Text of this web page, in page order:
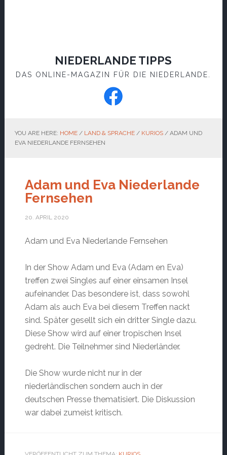
NIEDERLANDE TIPPS
DAS ONLINE-MAGAZIN FÜR DIE NIEDERLANDE.
YOU ARE HERE: HOME / LAND & SPRACHE / KURIOS /ADAM UND
EVA NIEDERLANDE FERNSEHEN
Adam und Eva Niederlande
Fernsehen
20. APRIL 2020
Adam und Eva Niederlande Fernsehen
In der Show Adam und Eva (Adam en Eva)
treffen zwei Singles auf einer einsamen Insel
aufeinander. Das besondere ist, dass sowohl
Adam als auch Eva bei diesem Treffen nackt
sind. Später gesellt sich ein dritter Single dazu.
Diese Show wird auf einer tropischen Insel
gedreht. Die Teilnehmer sind Niederländer.
Die Show wurde nicht nur in der
niederländischen sondern auch in der
deutschen Presse thematisiert. Die Diskussion
war dabei zumeist kritisch.